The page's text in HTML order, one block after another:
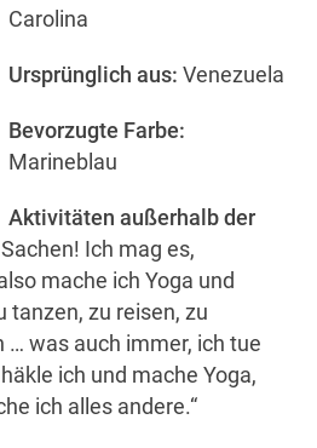
Carolina
Ursprünglich aus: Venezuela
Bevorzugte Farbe:
Marineblau
Aktivitäten außerhalb der
Ich mag es,
mache ich Yoga und
tanzen, zu reisen, zu
… was auch immer, ich tue
ich und mache Yoga,
ich alles andere.“